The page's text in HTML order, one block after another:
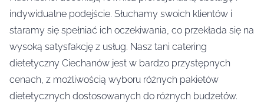
indywidualne podejście. Słuchamy swoich klientów i
staramy się spełniać ich oczekiwania, co przekłada się na
wysoką satysfakcję z usług. Nasz tani catering
dietetyczny Ciechanów jest w bardzo przystępnych
cenach, z możliwością wyboru różnych pakietów
dietetycznych dostosowanych do różnych budżetów.